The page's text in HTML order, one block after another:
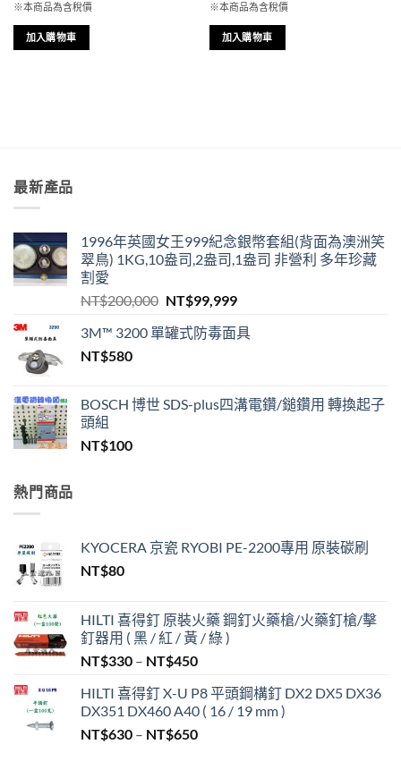
※本商品為含稅價
加入購物車
※本商品為含稅價
加入購物車
最新產品
1996年英國女王999紀念銀幣套組(背面為澳洲笑
翠鳥) 1KG,10盎司,2盎司,1盎司 非營利 多年珍藏
割愛
NT$200,000 原
價
NT$99,999目
價
3M™ 3200 單罐式防毒面具
NT$580
BOSCH 博世 SDS-plus四溝電鑽/鎚鑽用 轉換起子
頭組
NT$100
熱門商品
KYOCERA 京瓷 RYOBI PE-2200專用 原裝碳刷
NT$80
HILTI 喜得釘 原裝火藥 鋼釘火藥槍/火藥釘槍/擊
釘器用 ( 黑 / 紅 / 黃 / 綠 )
NT$330 – NT$450價
範
圍：
NT$330
HILTI 喜得釘 X-U P8 平頭鋼構釘 DX2 DX5 DX36
DX351 DX460 A40 ( 16 / 19 mm )
NT$630 – NT$650價